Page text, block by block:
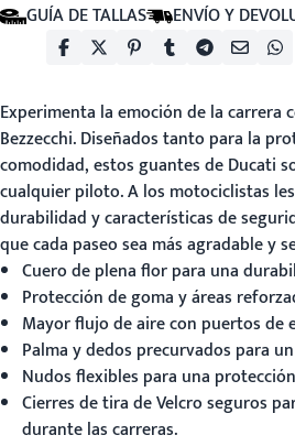
GUÍA DE TALLAS ENVÍO Y
Experimenta la emoción de la carrera
Bezzecchi. Diseñados tanto para la
comodidad, estos guantes de Ducati
cualquier piloto. A los motociclistas
durabilidad y características de
que cada paseo sea más agradable y
Cuero de plena flor para una
Protección de goma y áreas
Mayor flujo de aire con puertos de
Palma y dedos precurvados para
Nudos flexibles para una
Cierres de tira de Velcro seguros
durante las carreras.